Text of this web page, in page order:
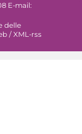
E-mail:
delle
/XML-rss